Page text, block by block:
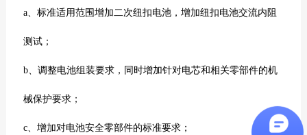
a、标准适用范围增加二次纽扣电池，增加纽扣电池交流内阻
测试；
b、调整电池组装要求，同时增加针对电芯和相关零部件的机
械保护要求；
c、增加对电池安全零部件的标准要求；